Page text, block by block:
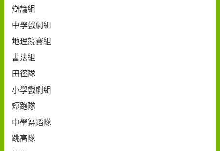
辯論組
中學戲劇組
地理競賽組
書法組
田徑隊
小學戲劇組
短跑隊
中學舞蹈隊
跳高隊